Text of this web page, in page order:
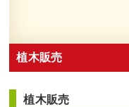
植木販売
植木販売